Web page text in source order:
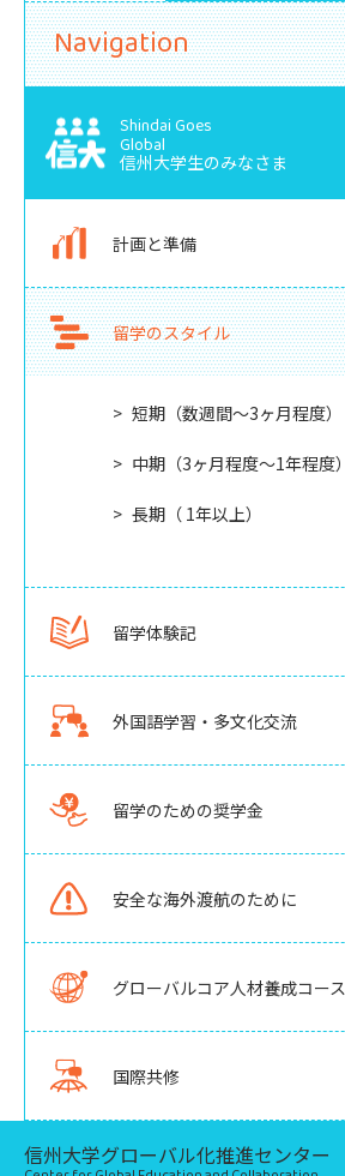
Navigation
Shindai Goes
Global
信州大学生のみなさま
計画と準備
留学のスタイル
短期（数週間〜3ヶ月程度）
中期（3ヶ月程度〜1年程度）
長期（ 1年以上）
留学体験記
外国語学習・多文化交流
留学のための奨学金
安全な海外渡航のために
グローバルコア人材養成コース
国際共修
信州大学グローバル化推進センター